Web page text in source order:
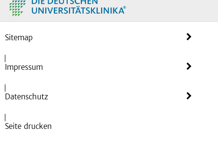
Sitemap
Impressum
Datenschutz
Seite drucken